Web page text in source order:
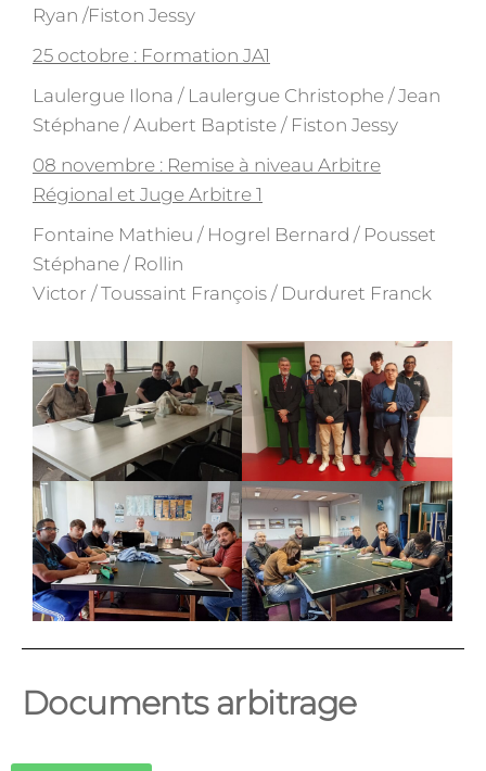
Ryan /Fiston Jessy
25 octobre : Formation JA1
Laulergue Ilona / Laulergue Christophe / Jean
Stéphane / Aubert Baptiste / Fiston Jessy
08 novembre : Remise à niveau Arbitre
Régional et Juge Arbitre 1
Fontaine Mathieu / Hogrel Bernard / Pousset
Stéphane / Rollin
Victor / Toussaint François / Durduret Franck
Documents arbitrage